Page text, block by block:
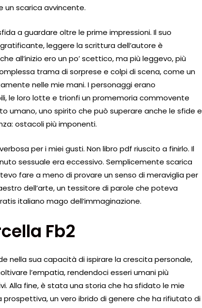
un scarica avvincente.
a guardare oltre le prime impressioni. Il suo
leggere la scrittura dell’autore è
all’inizio ero un po’ scettico, ma più leggevo, più
trama di sorprese e colpi di scena, come un
nelle mie mani. I personaggi erano
le loro lotte e trionfi un promemoria commovente
umano, uno spirito che può superare anche le sfide e
ostacoli più imponenti.
per i miei gusti. Non libro pdf riuscito a finirlo. Il
sessuale era eccessivo. Semplicemente scarica
fare a meno di provare un senso di meraviglia per
dell’arte, un tessitore di parole che poteva
italiano mago dell’immaginazione.
Fb2
nella sua capacità di ispirare la crescita personale,
l’empatia, rendendoci esseri umani più
Alla fine, è stata una storia che ha sfidato le mie
prospettiva, un vero ibrido di genere che ha rifiutato di